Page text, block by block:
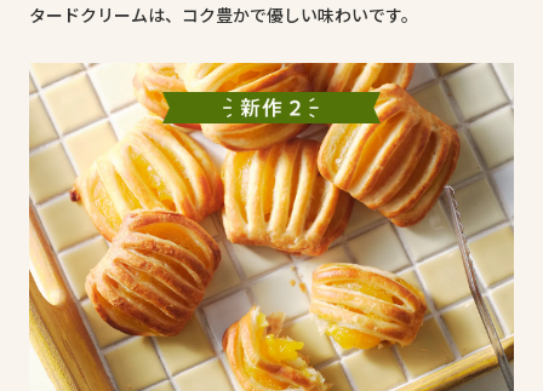
タードクリームは、コク豊かで優しい味わいです。